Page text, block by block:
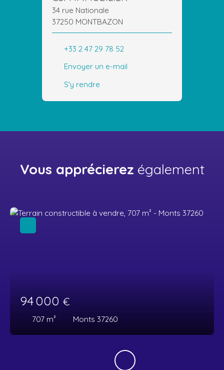
34 rue Nationale
37250 MONTBAZON
+33 2 47 29 78 52
Envoyer un e-mail
S'y rendre
Vous apprécierez également
94 000 €
707 m² Monts 37260